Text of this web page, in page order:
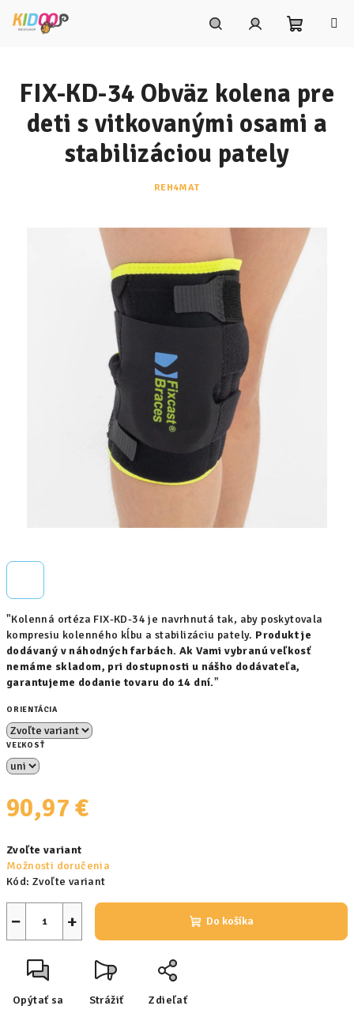
košík
"Kolenná ortéza FIX-KD-34 je navrhnutá tak, aby poskytovala
kompresiu kolenného kĺbu a stabilizáciu pately. Produkt je
dodávaný v náhodných farbách. Ak Vami vybranú veľkosť
nemáme skladom, pri dostupnosti u nášho dodávateľa,
garantujeme dodanie tovaru do 14 dní."
ORIENTÁCIA
VEĽKOSŤ
90,97 €
cena:
Zvoľte variant
Možnosti doručenia
Kód: Zvoľte variant
+
− Do košíka
Opýtať sa Strážiť Zdieľať
FIX-KD-34 Obväz kolena pre
deti s vitkovanými osami a
stabilizáciou pately
REH4MAT